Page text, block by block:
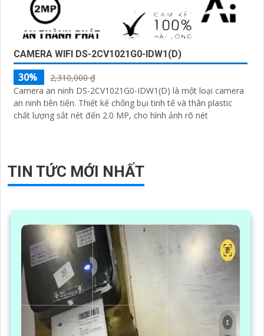
CAMERA WIFI DS-2CV1021G0-IDW1(D)
30%
2,310,000 ₫
Camera an ninh DS-2CV1021G0-IDW1(D) là một loại camera
an ninh tiên tiến. Thiết kế chống bụi tinh tế và thân plastic
chất lượng sắt nét đến 2.0 MP, cho hình ảnh rõ nét
TIN TỨC MỚI NHẤT